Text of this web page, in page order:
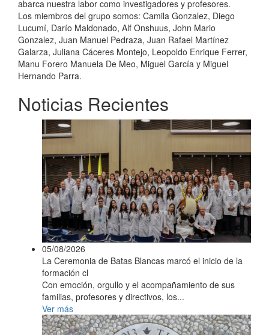
abarca nuestra labor como investigadores y profesores.
Los miembros del grupo somos: Camila Gonzalez, Diego
Lucumí, Darío Maldonado, Alf Onshuus, John Mario
Gonzalez, Juan Manuel Pedraza, Juan Rafael Martínez
Galarza, Juliana Cáceres Montejo, Leopoldo Enrique Ferrer,
Manu Forero Manuela De Meo, Miguel García y Miguel
Hernando Parra.
Noticias Recientes
05/08/2026
La Ceremonia de Batas Blancas marcó el inicio de la
formación cl
Con emoción, orgullo y el acompañamiento de sus
familias, profesores y directivos, los...
Ver más